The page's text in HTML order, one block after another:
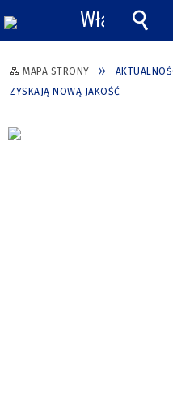
MAPA STRONY
ZYSKAJĄ NOWĄ JAKOŚĆ
Włącz